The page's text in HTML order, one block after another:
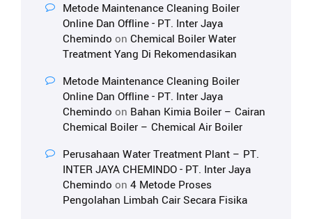
Metode Maintenance Cleaning Boiler
Online Dan Offline - PT. Inter Jaya
Chemindo on Chemical Boiler Water
Treatment Yang Di Rekomendasikan
Metode Maintenance Cleaning Boiler
Online Dan Offline - PT. Inter Jaya
Chemindo on Bahan Kimia Boiler – Cairan
Chemical Boiler – Chemical Air Boiler
Perusahaan Water Treatment Plant – PT.
INTER JAYA CHEMINDO - PT. Inter Jaya
Chemindo on 4 Metode Proses
Pengolahan Limbah Cair Secara Fisika